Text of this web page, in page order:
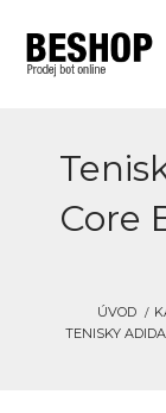
Core
ÚVOD
TENISKY